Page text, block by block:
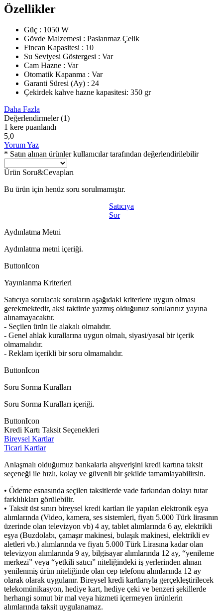
Özellikler
Güç : 1050 W
Gövde Malzemesi : Paslanmaz Çelik
Fincan Kapasitesi : 10
Su Seviyesi Göstergesi : Var
Cam Hazne : Var
Otomatik Kapanma : Var
Garanti Süresi (Ay) : 24
Çekirdek kahve hazne kapasitesi: 350 gr
Daha Fazla
Değerlendirmeler (1)
1 kere puanlandı
5,0
Yorum Yaz
* Satın alınan ürünler kullanıcılar tarafından değerlendirilebilir
Ürün Soru&Cevapları
Bu ürün için henüz soru sorulmamıştır.
Satıcıya
Sor
Aydınlatma Metni
Aydınlatma metni içeriği.
ButtonIcon
Yayınlanma Kriterleri
Satıcıya sorulacak soruların aşağıdaki kriterlere uygun olması
gerekmektedir, aksi taktirde yazmış olduğunuz sorularınız yayına
alınamayacaktır.
- Seçilen ürün ile alakalı olmalıdır.
- Genel ahlak kurallarına uygun olmalı, siyasi/yasal bir içerik
olmamalıdır.
- Reklam içerikli bir soru olmamalıdır.
ButtonIcon
Soru Sorma Kuralları
Soru Sorma Kuralları içeriği.
ButtonIcon
Kredi Kartı Taksit Seçenekleri
Bireysel Kartlar
Ticari Kartlar
Anlaşmalı olduğumuz bankalarla alışverişini kredi kartına taksit
seçeneği ile hızlı, kolay ve güvenli bir şekilde tamamlayabilirsin.
• Ödeme esnasında seçilen taksitlerde vade farkından dolayı tutar
farklılıkları görülebilir.
• Taksit üst sınırı bireysel kredi kartları ile yapılan elektronik eşya
alımlarında (Video, kamera, ses sistemleri, fiyatı 5.000 Türk lirasının
üzerinde olan televizyon vb) 4 ay, tablet alımlarında 6 ay, elektrikli
eşya (Buzdolabı, çamaşır makinesi, bulaşık makinesi, elektrikli ev
aletleri vb.) alımlarında ve fiyatı 5.000 Türk Lirasına kadar olan
televizyon alımlarında 9 ay, bilgisayar alımlarında 12 ay, “yenileme
merkezi” veya “yetkili satıcı” niteliğindeki iş yerlerinden alınan
yenilenmiş ürün niteliğinde olan cep telefonu alımlarında 12 ay
olarak olarak uygulanır. Bireysel kredi kartlarıyla gerçekleştirilecek
telekomünikasyon, hediye kart, hediye çeki ve benzeri şekillerde
herhangi somut bir mal veya hizmeti içermeyen ürünlerin
alımlarında taksit uygulanamaz.